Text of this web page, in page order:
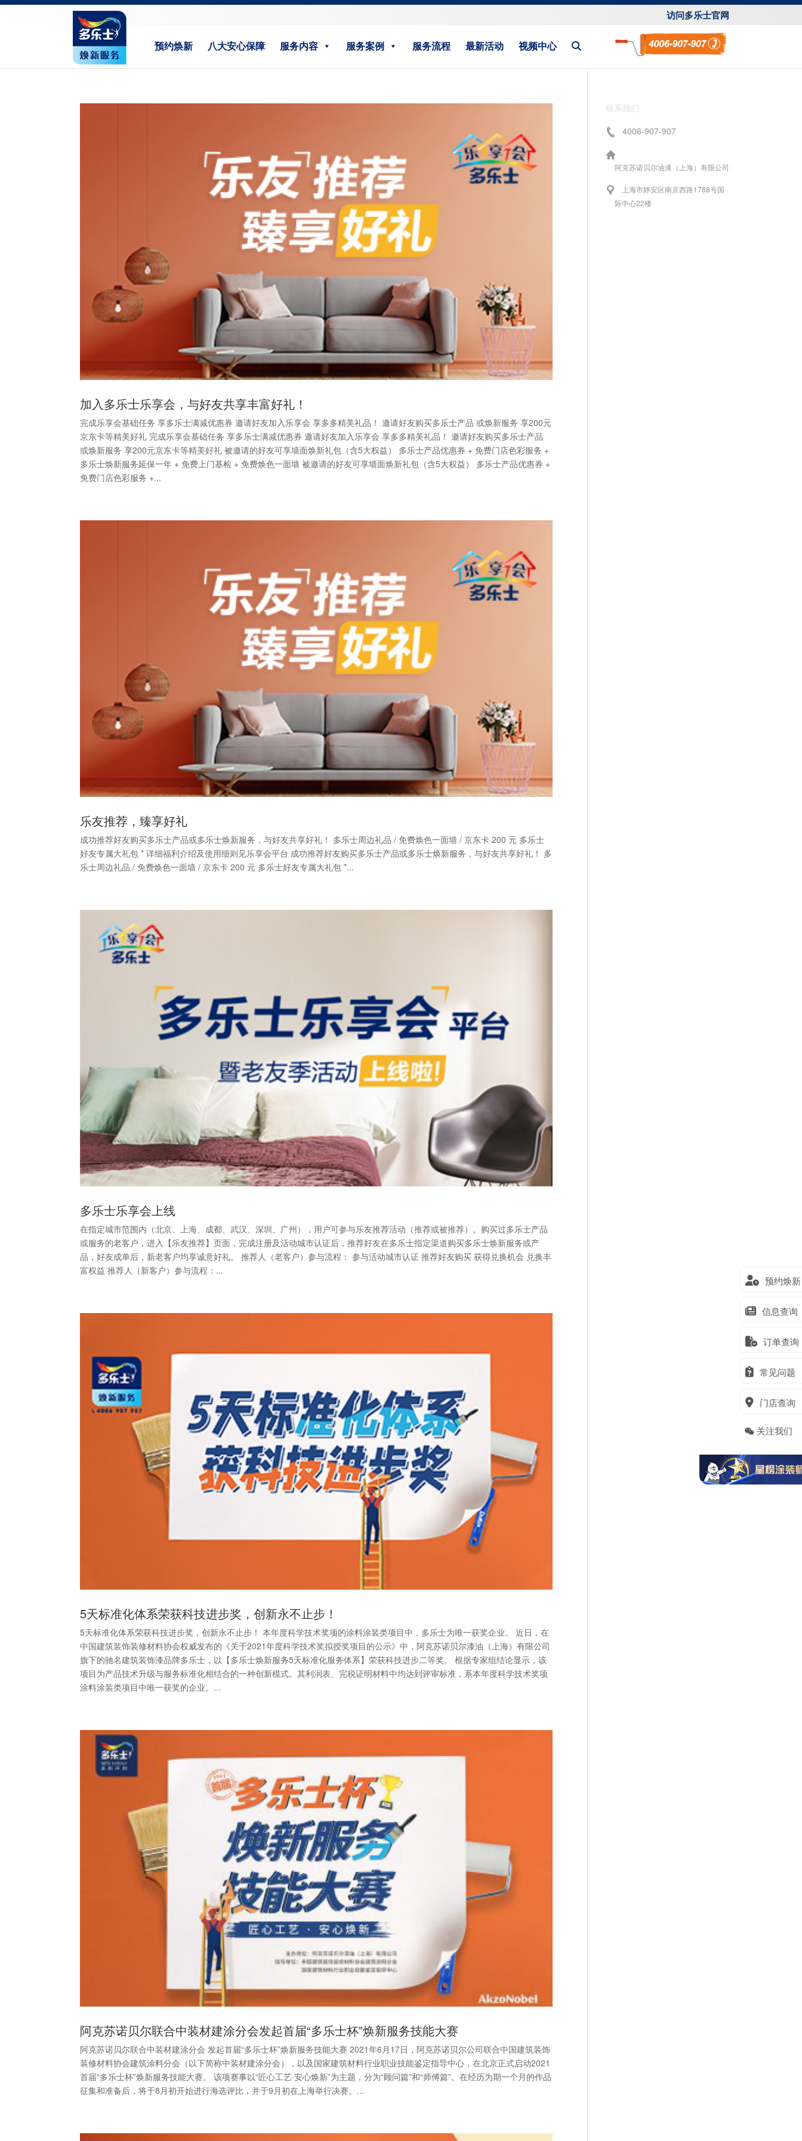
访问多乐士官网
预约焕新 八大安心保障 服务内容 服务案例 服务流程 最新活动 视频中心
预约焕新
信息查询
订单查询
常见问题
门店查询
关注我们
加入多乐士乐享会，与好友共享丰富好礼！
完成乐享会基础任务 享多乐士满减优惠券 邀请好友加入乐享会 享多多精美礼品！ 邀请好友购买多乐士产品 或焕新服务 享200元
京东卡等精美好礼 完成乐享会基础任务 享多乐士满减优惠券 邀请好友加入乐享会 享多多精美礼品！ 邀请好友购买多乐士产品
或焕新服务 享200元京东卡等精美好礼 被邀请的好友可享墙面焕新礼包（含5大权益） 多乐士产品优惠券 + 免费门店色彩服务 +
多乐士焕新服务延保一年 + 免费上门基检 + 免费焕色一面墙 被邀请的好友可享墙面焕新礼包（含5大权益） 多乐士产品优惠券 +
免费门店色彩服务 +...
乐友推荐，臻享好礼
成功推荐好友购买多乐士产品或多乐士焕新服务，与好友共享好礼！ 多乐士周边礼品 / 免费焕色一面墙 / 京东卡 200 元 多乐士
好友专属大礼包 * 详细福利介绍及使用细则见乐享会平台 成功推荐好友购买多乐士产品或多乐士焕新服务，与好友共享好礼！ 多
乐士周边礼品 / 免费焕色一面墙 / 京东卡 200 元 多乐士好友专属大礼包 *...
多乐士乐享会上线
在指定城市范围内（北京、上海、成都、武汉、深圳、广州），用户可参与乐友推荐活动（推荐或被推荐）。购买过多乐士产品
或服务的老客户，进入【乐友推荐】页面，完成注册及活动城市认证后，推荐好友在多乐士指定渠道购买多乐士焕新服务或产
品，好友成单后，新老客户均享诚意好礼。 推荐人（老客户）参与流程： 参与活动城市认证 推荐好友购买 获得兑换机会 兑换丰
富权益 推荐人（新客户）参与流程：...
5天标准化体系荣获科技进步奖，创新永不止步！
5天标准化体系荣获科技进步奖，创新永不止步！ 本年度科学技术奖项的涂料涂装类项目中，多乐士为唯一获奖企业。 近日，在
中国建筑装饰装修材料协会权威发布的《关于2021年度科学技术奖拟授奖项目的公示》中，阿克苏诺贝尔漆油（上海）有限公司
旗下的驰名建筑装饰漆品牌多乐士，以【多乐士焕新服务5天标准化服务体系】荣获科技进步二等奖。 根据专家组结论显示，该
项目为产品技术升级与服务标准化相结合的一种创新模式。其利润表、完税证明材料中均达到评审标准，系本年度科学技术奖项
涂料涂装类项目中唯一获奖的企业。...
阿克苏诺贝尔联合中装材建涂分会发起首届“多乐士杯”焕新服务技能大赛
阿克苏诺贝尔联合中装材建涂分会 发起首届“多乐士杯”焕新服务技能大赛 2021年6月17日，阿克苏诺贝尔公司联合中国建筑装饰
装修材料协会建筑涂料分会（以下简称中装材建涂分会），以及国家建筑材料行业职业技能鉴定指导中心，在北京正式启动2021
首届“多乐士杯”焕新服务技能大赛。 该项赛事以“匠心工艺·安心焕新”为主题，分为“顾问篇”和“师傅篇”。在经历为期一个月的作品
征集和准备后，将于8月初开始进行海选评比，并于9月初在上海举行决赛。...
联系我们
4006-907-907
阿克苏诺贝尔油漆（上海）有限公司
上海市静安区南京西路1788号国
际中心22楼